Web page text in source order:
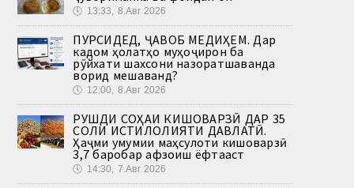
🕔 13:33, 8.Авг 2026
ПУРСИДЕД, ҶАВОБ МЕДИҲЕМ. Дар
кадом ҳолатҳо муҳоҷирон ба
рӯйхати шахсони назоратшаванда
ворид мешаванд?
🕔 12:00, 8.Авг 2026
РУШДИ СОҲАИ КИШОВАРЗӢ ДАР 35
СОЛИ ИСТИҚЛОЛИЯТИ ДАВЛАТӢ.
Ҳаҷми умумии маҳсулоти кишоварзӣ
3,7 баробар афзоиш ёфтааст
🕔 14:30, 7.Авг 2026